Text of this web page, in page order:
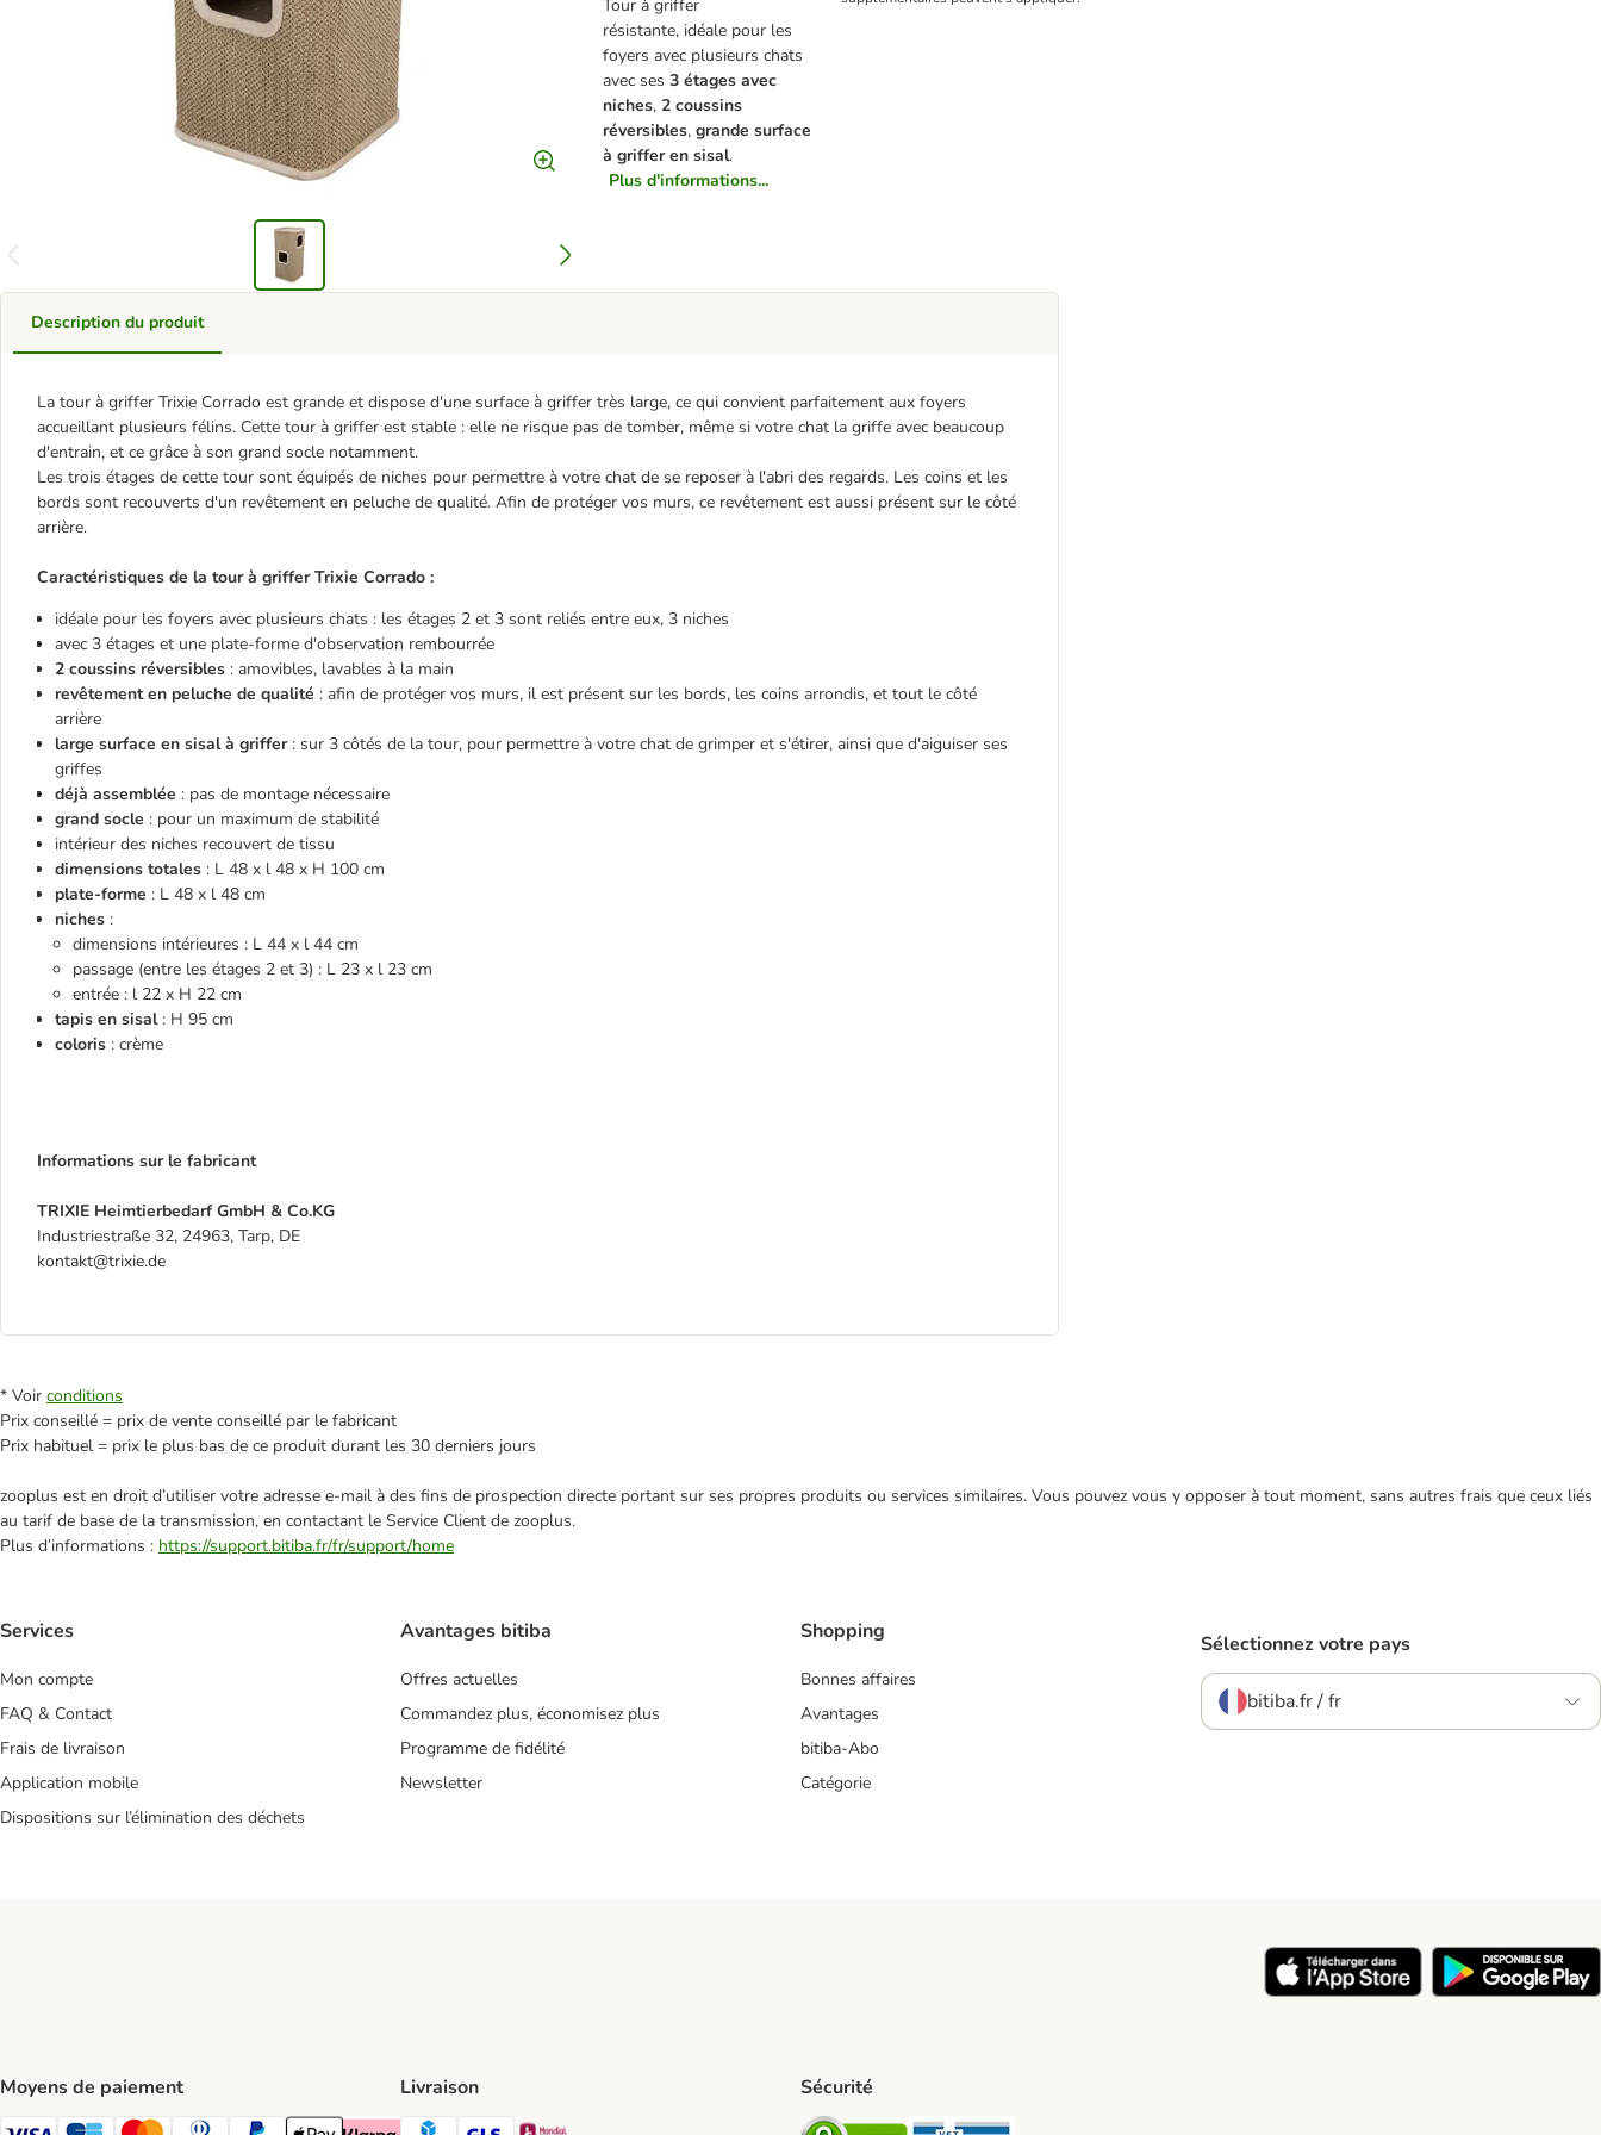
Tour à griffer
résistante, idéale pour les
foyers avec plusieurs chats
avec ses3 étages avec
niches,2 coussins
réversibles,grande surface
à griffer en sisal.
Plus d'informations...
Description du produit
La tour à griffer Trixie Corrado est grande et dispose d'une surface à griffer très large, ce qui convient parfaitement aux foyers
accueillant plusieurs félins. Cette tour à griffer est stable : elle ne risque pas de tomber, même si votre chat la griffe avec beaucoup
d'entrain, et ce grâce à son grand socle notamment.
Les trois étages de cette tour sont équipés de niches pour permettre à votre chat de se reposer à l'abri des regards. Les coins et les
bords sont recouverts d'un revêtement en peluche de qualité. Afin de protéger vos murs, ce revêtement est aussi présent sur le côté
arrière.
Caractéristiques de la tour à griffer Trixie Corrado :
idéale pour les foyers avec plusieurs chats : les étages 2 et 3 sont reliés entre eux, 3 niches
avec 3 étages et une plate-forme d'observation rembourrée
2 coussins réversibles : amovibles, lavables à la main
revêtement en peluche de qualité : afin de protéger vos murs, il est présent sur les bords, les coins arrondis, et tout le côté
arrière
large surface en sisal à griffer: sur 3 côtés de la tour, pour permettre à votre chat de grimper et s'étirer, ainsi que d'aiguiser ses
griffes
déjà assemblée : pas de montage nécessaire
grand socle : pour un maximum de stabilité
intérieur des niches recouvert de tissu
dimensions totales : L 48 x l 48 x H 100 cm
plate-forme : L 48 x l 48 cm
niches :
dimensions intérieures : L 44 x l 44 cm
passage (entre les étages 2 et 3) : L 23 x l 23 cm
entrée : l 22 x H 22 cm
tapis en sisal: H 95 cm
coloris : crème
Informations sur le fabricant
TRIXIE Heimtierbedarf GmbH & Co.KG
Industriestraße 32, 24963, Tarp, DE
kontakt@trixie.de
* Voir conditions
Prix conseillé = prix de vente conseillé par le fabricant
Prix habituel = prix le plus bas de ce produit durant les 30 derniers jours
zooplus est en droit d’utiliser votre adresse e‑mail à des fins de prospection directe portant sur ses propres produits ou services similaires. Vous pouvez vous y opposer à tout moment, sans autres frais que ceux liés
au tarif de base de la transmission, en contactant le Service Client de zooplus.
Plus d’informations : https://support.bitiba.fr/fr/support/home
Services
Mon compte
FAQ & Contact
Frais de livraison
Application mobile
Dispositions sur l’élimination des déchets
Avantages bitiba
Offres actuelles
Commandez plus, économisez plus
Programme de fidélité
Newsletter
Shopping
Bonnes affaires
Avantages
bitiba-Abo
Catégorie
Sélectionnez votre pays
bitiba.fr / fr
Moyens de paiement Livraison
Chronopost Shipping Method
GLS Shipping Method
Mondial relay Shipping Method
Sécurité
Security